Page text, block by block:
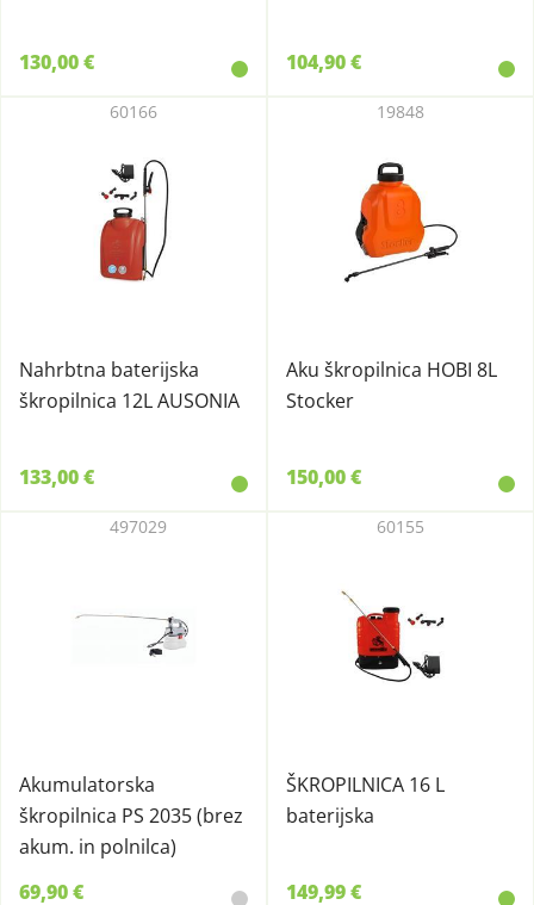
130,00 € 104,90 €
Nahrbtna baterijska
škropilnica 12L AUSONIA
60166
133,00 €
Aku škropilnica HOBI 8L
Stocker
19848
150,00 €
Akumulatorska
škropilnica PS 2035 (brez
akum. in polnilca)
497029
69,90 €
ŠKROPILNICA 16 L
baterijska
60155
149,99 €